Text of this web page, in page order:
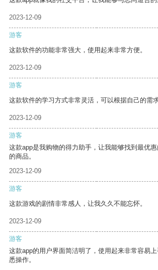
2023-12-09
游客
这款软件的功能非常强大，使用起来非常方便。
2023-12-09
游客
这款软件的学习方式非常灵活，可以根据自己的需
2023-12-09
游客
这款app是我购物的得力助手，让我能够找到最优
的商品。
2023-12-09
游客
这款游戏的剧情非常感人，让我久久不能忘怀。
2023-12-09
游客
这款app的用户界面简洁明了，使用起来非常容易
悉操作。